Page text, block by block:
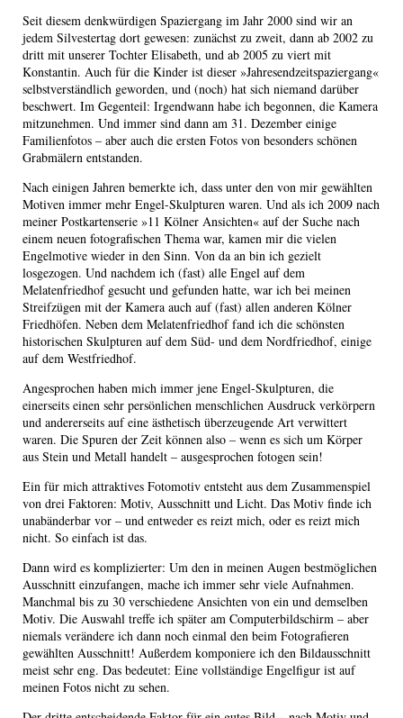
Seit diesem denkwürdigen Spaziergang im Jahr 2000 sind wir an
jedem Silvestertag dort gewesen: zunächst zu zweit, dann ab 2002 zu
dritt mit unserer Tochter Elisabeth, und ab 2005 zu viert mit
Konstantin. Auch für die Kinder ist dieser »Jahresendzeitspaziergang«
selbstverständlich geworden, und (noch) hat sich niemand darüber
beschwert. Im Gegenteil: Irgendwann habe ich begonnen, die Kamera
mitzunehmen. Und immer sind dann am 31. Dezember einige
Familienfotos – aber auch die ersten Fotos von besonders schönen
Grabmälern entstanden.
Nach einigen Jahren bemerkte ich, dass unter den von mir gewählten
Motiven immer mehr Engel-Skulpturen waren. Und als ich 2009 nach
meiner Postkartenserie »11 Kölner Ansichten« auf der Suche nach
einem neuen fotografischen Thema war, kamen mir die vielen
Engelmotive wieder in den Sinn. Von da an bin ich gezielt
losgezogen. Und nachdem ich (fast) alle Engel auf dem
Melatenfriedhof gesucht und gefunden hatte, war ich bei meinen
Streifzügen mit der Kamera auch auf (fast) allen anderen Kölner
Friedhöfen. Neben dem Melatenfriedhof fand ich die schönsten
historischen Skulpturen auf dem Süd- und dem Nordfriedhof, einige
auf dem Westfriedhof.
Angesprochen haben mich immer jene Engel-Skulpturen, die
einerseits einen sehr persönlichen menschlichen Ausdruck verkörpern
und andererseits auf eine ästhetisch überzeugende Art verwittert
waren. Die Spuren der Zeit können also – wenn es sich um Körper
aus Stein und Metall handelt – ausgesprochen fotogen sein!
Ein für mich attraktives Fotomotiv entsteht aus dem Zusammenspiel
von drei Faktoren: Motiv, Ausschnitt und Licht. Das Motiv finde ich
unabänderbar vor – und entweder es reizt mich, oder es reizt mich
nicht. So einfach ist das.
Dann wird es komplizierter: Um den in meinen Augen bestmöglichen
Ausschnitt einzufangen, mache ich immer sehr viele Aufnahmen.
Manchmal bis zu 30 verschiedene Ansichten von ein und demselben
Motiv. Die Auswahl treffe ich später am Computerbildschirm – aber
niemals verändere ich dann noch einmal den beim Fotografieren
gewählten Ausschnitt! Außerdem komponiere ich den Bildausschnitt
meist sehr eng. Das bedeutet: Eine vollständige Engelfigur ist auf
meinen Fotos nicht zu sehen.